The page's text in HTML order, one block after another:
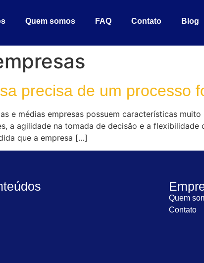
Quem somos FAQ Contato Blog
precisa de um processo
e médias empresas possuem características
a agilidade na tomada de decisão e a
que a empresa […]
Quem
Contato